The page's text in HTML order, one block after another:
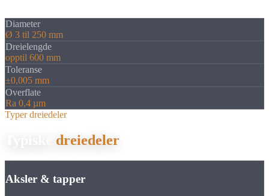
Diameter
Ø 3 til 250 mm
Dreielengde
opptil 600 mm
Toleranse
±0,005 mm
Overflate
Ra 0,4 µm
Typer dreiedeler
dreiedeler
Aksler & tapper